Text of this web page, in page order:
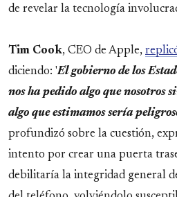
de revelar la tecnología
Tim Cook, CEO de Apple,
diciendo: 'El gobierno de los
nos ha pedido algo que nosotros
algo que estimamos sería
profundizó sobre la cuestión,
intento por crear una puerta
debilitaría la integridad general